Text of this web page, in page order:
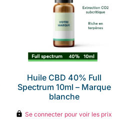
Huile CBD 40% Full
Spectrum 10ml – Marque
blanche
Se connecter pour voir les prix